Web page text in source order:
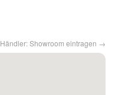
Händler: Showroom eintragen →